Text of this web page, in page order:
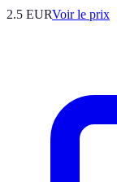
2.5 EURVoir le prix